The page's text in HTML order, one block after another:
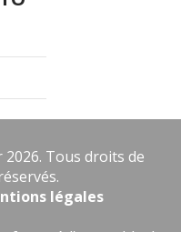
Tous droits de
légales